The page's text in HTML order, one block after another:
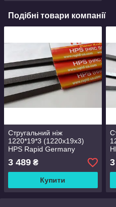
Подібні товари компанії
Стругальний ніж
1220*19*3 (1220х19х3)
HPS Rapid Germany
3 489 ₴
Купити